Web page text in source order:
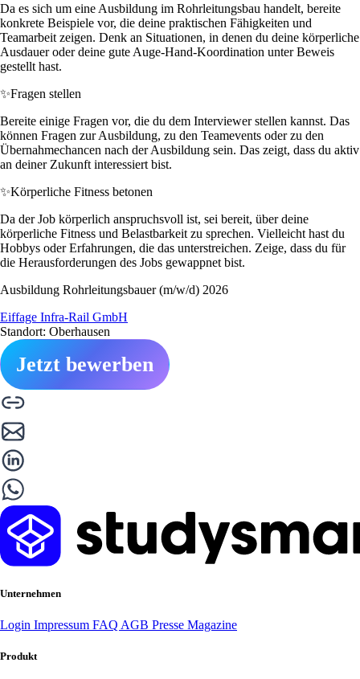
Da es sich um eine Ausbildung im Rohrleitungsbau handelt, bereite
konkrete Beispiele vor, die deine praktischen Fähigkeiten und
Teamarbeit zeigen. Denk an Situationen, in denen du deine körperliche
Ausdauer oder deine gute Auge-Hand-Koordination unter Beweis
gestellt hast.
✨Fragen stellen
Bereite einige Fragen vor, die du dem Interviewer stellen kannst. Das
können Fragen zur Ausbildung, zu den Teamevents oder zu den
Übernahmechancen nach der Ausbildung sein. Das zeigt, dass du aktiv
an deiner Zukunft interessiert bist.
✨Körperliche Fitness betonen
Da der Job körperlich anspruchsvoll ist, sei bereit, über deine
körperliche Fitness und Belastbarkeit zu sprechen. Vielleicht hast du
Hobbys oder Erfahrungen, die das unterstreichen. Zeige, dass du für
die Herausforderungen des Jobs gewappnet bist.
Ausbildung Rohrleitungsbauer (m/w/d) 2026
Eiffage Infra-Rail GmbH
Standort: Oberhausen
Jetzt bewerben
Unternehmen
Login Impressum FAQ AGB Presse Magazine
Produkt